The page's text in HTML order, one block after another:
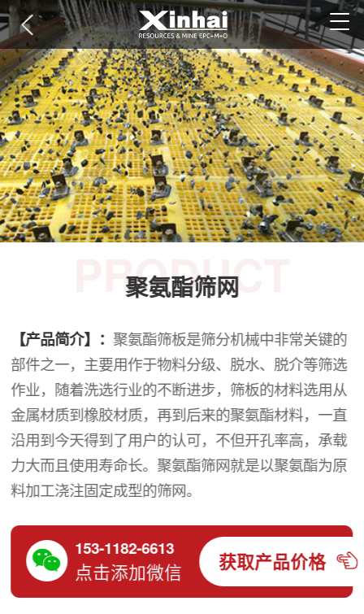
PRODUCT
聚氨酯筛网
【产品简介】： 聚氨酯筛板是筛分机械中非常关键的
部件之一，主要用作于物料分级、脱水、脱介等筛选
作业，随着洗选行业的不断进步，筛板的材料选用从
金属材质到橡胶材质，再到后来的聚氨酯材料，一直
沿用到今天得到了用户的认可，不但开孔率高，承载
力大而且使用寿命长。聚氨酯筛网就是以聚氨酯为原
料加工浇注固定成型的筛网。
153-1182-6613
点击添加微信 获取产品价格